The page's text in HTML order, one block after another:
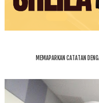
MEMAPARKAN CATATAN